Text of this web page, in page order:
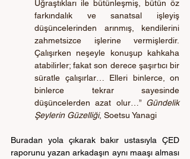
Uğraştıkları ile bütünleşmiş, bütün öz
farkındalık ve sanatsal işleyiş
düşüncelerinden arınmış, kendilerini
zahmetsizce işlerine vermişlerdir.
Çalışırken neşeyle konuşup kahkaha
atabilirler; fakat son derece şaşırtıcı bir
süratle çalışırlar… Elleri binlerce, on
binlerce tekrar sayesinde
düşüncelerden azat olur…” Gündelik
Şeylerin Güzelliği, Soetsu Yanagi
Buradan yola çıkarak bakır ustasıyla ÇED
raporunu yazan arkadaşın aynı maaşı alması